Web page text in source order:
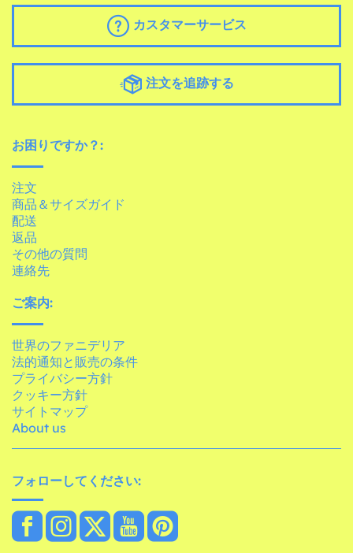
カスタマーサービス
注文を追跡する
お困りですか？:
注文
商品＆サイズガイド
配送
返品
その他の質問
連絡先
ご案内:
世界のファニデリア
法的通知と販売の条件
プライバシー方針
クッキー方針
サイトマップ
About us
フォローしてください: